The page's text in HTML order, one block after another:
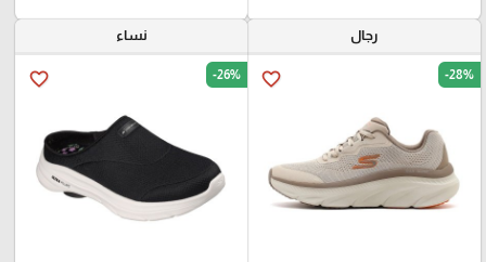
رجال
favorite_border -28%
نساء
favorite_border -26%